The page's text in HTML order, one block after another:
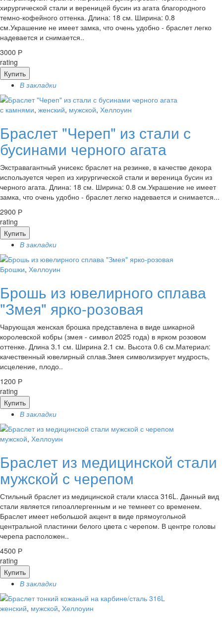
хирургической стали и вереницей бусин из агата благородного
темно-кофейного оттенка. Длина: 18 см. Ширина: 0.8
см.Украшение не имеет замка, что очень удобно - браслет легко
надевается и снимается..
3000 Р
rating
Купить
В закладки
с камнями, женский, мужской, Хеллоуин
Браслет "Череп" из стали с
бусинами черного агата
Экстравагантный унисекс браслет на резинке, в качестве декора
используется череп из хирургической стали и вереница бусин из
черного агата. Длина: 18 см. Ширина: 0.8 см.Украшение не имеет
замка, что очень удобно - браслет легко надевается и снимается...
2900 Р
rating
Купить
В закладки
Брошки, Хеллоуин
Брошь из ювелирного сплава
"Змея" ярко-розовая
Чарующая женская брошка представлена в виде шикарной
королевской кобры (змея - символ 2025 года) в ярком розовом
оттенке. Длина 3.1 см. Ширина 2.1 см. Высота 0.6 см.Материал:
качественный ювелирный сплав.Змея символизирует мудрость,
исцеление, плодо..
1200 Р
rating
Купить
В закладки
мужской, Хеллоуин
Браслет из медицинской стали
мужской с черепом
Стильный браслет из медицинской стали класса 316L. Данный вид
стали является гипоаллергенным и не темнеет со временем.
Браслет имеет небольшой акцент в виде прямоугольной
центральной пластинки белого цвета с черепом. В центре головы
черепа расположен..
4500 Р
rating
Купить
В закладки
женский, мужской, Хеллоуин